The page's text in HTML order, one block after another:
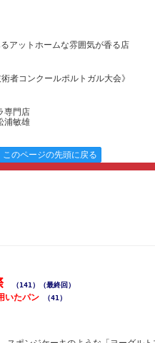
アットホームな雰囲気が香る店
者コンクールポルトガル大会》
専門店
浦敏雄
このページの先頭に戻る
（141）（最終回）
いたパン（41）